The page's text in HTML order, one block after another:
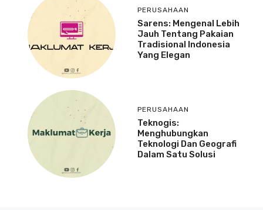
PERUSAHAAN
Sarens: Mengenal Lebih
Jauh Tentang Pakaian
Tradisional Indonesia
Yang Elegan
PERUSAHAAN
Teknogis:
Menghubungkan
Teknologi Dan Geografi
Dalam Satu Solusi